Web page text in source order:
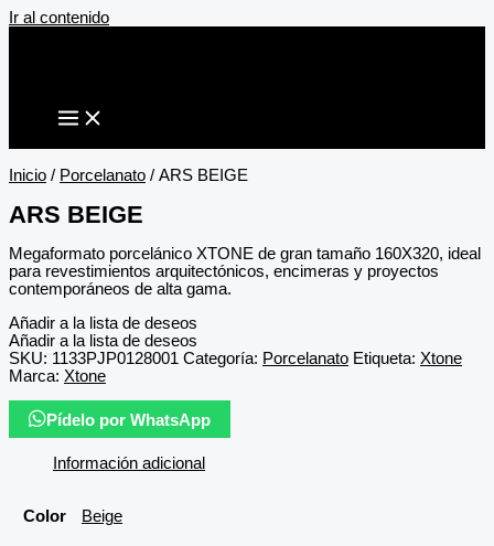
Ir al contenido
Inicio / Porcelanato / ARS BEIGE
ARS BEIGE
Megaformato porcelánico XTONE de gran tamaño 160X320, ideal
para revestimientos arquitectónicos, encimeras y proyectos
contemporáneos de alta gama.
Añadir a la lista de deseos
Añadir a la lista de deseos
SKU: 1133PJP0128001 Categoría: Porcelanato Etiqueta: Xtone
Marca: Xtone
Pídelo por WhatsApp
Información adicional
Color Beige